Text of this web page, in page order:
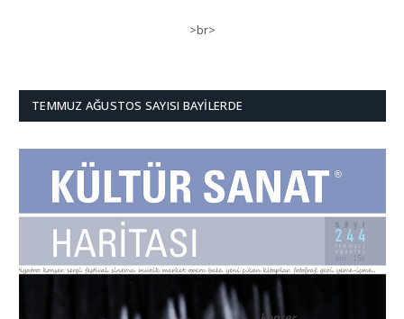
>br>
TEMMUZ AĞUSTOS SAYISI BAYILERDE